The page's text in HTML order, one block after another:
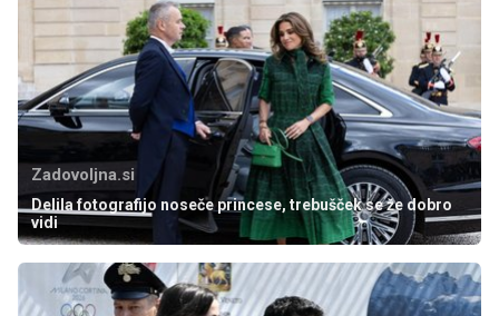
Zadovoljna.si
Delila fotografijo noseče princese, trebušček se že dobro
vidi